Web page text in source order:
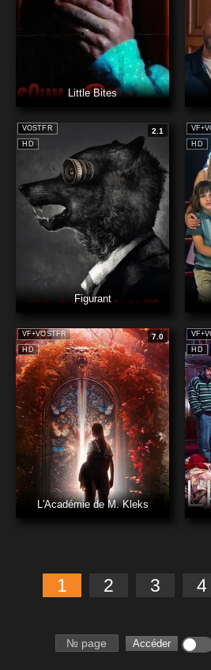
Little Bites
HD
VOSTFR 2.1
Figurant
HD
HD
VF+VOSTFR 7.0
L'Académie de M. Kleks
HD
1 2 3 4
Numéro de page Accéder